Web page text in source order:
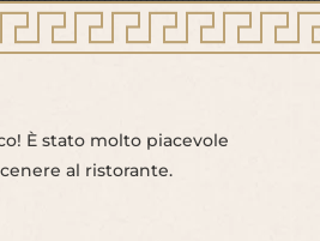
È stato molto piacevole
al ristorante.